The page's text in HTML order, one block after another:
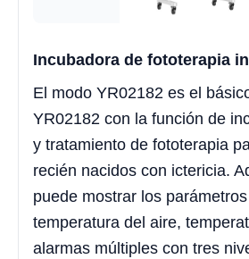
Incubadora de fototerapia
El modo YR02182 es el
YR02182 con la función de
y tratamiento de fototerapia
recién nacidos con ictericia.
puede mostrar los
temperatura del aire,
alarmas múltiples con tres